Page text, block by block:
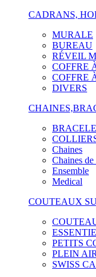
CADRANS,
MURALE
BUREAU
RÉVEIL
COFFRE
COFFRE
DIVERS
Chaines
Chaines
Ensemble
Medical
COUTEAUX
PETITS
PLEIN AIR
SWISS